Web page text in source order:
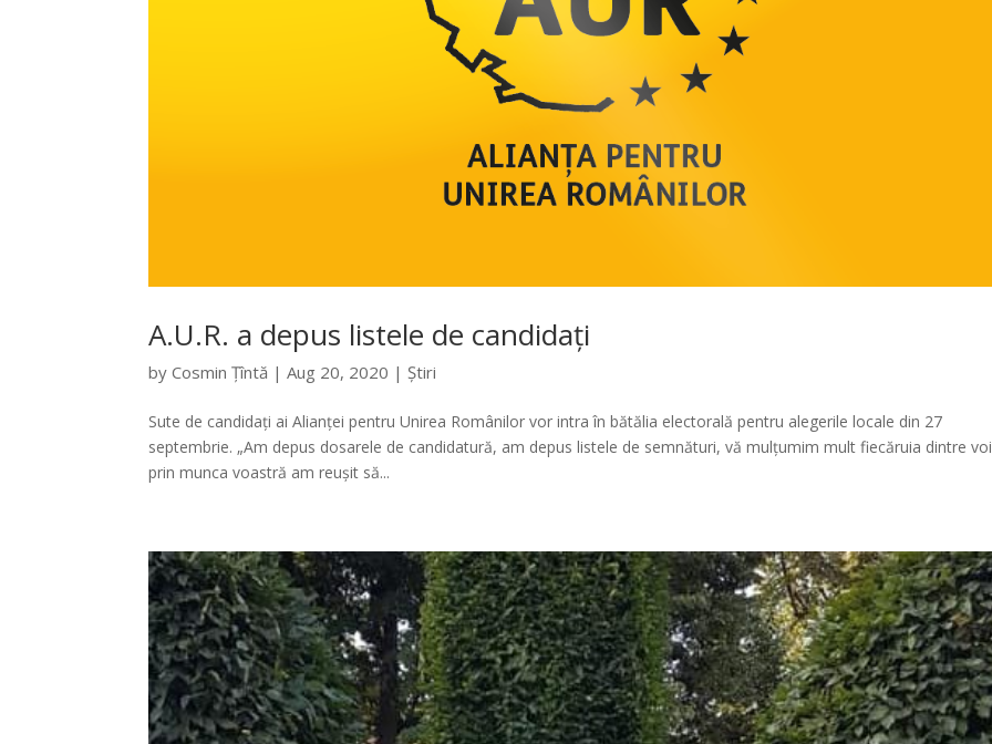
A.U.R. a depus listele de candidați
byCosmin Țîntă |Aug 20, 2020 |Știri
Sute de candidați ai Alianței pentru Unirea Românilor vor intra în bătălia electorală pentru alegerile locale din 27
septembrie. „Am depus dosarele de candidatură, am depus listele de semnături, vă mulțumim mult fiecăruia dintre
prin munca voastră am reușit să...